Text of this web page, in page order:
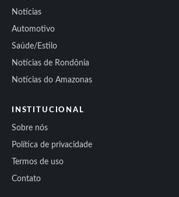
Notícias
Automotivo
Saúde/Estilo
Notícias de Rondônia
Notícias do Amazonas
INSTITUCIONAL
Sobre nós
Política de privacidade
Termos de uso
Contato